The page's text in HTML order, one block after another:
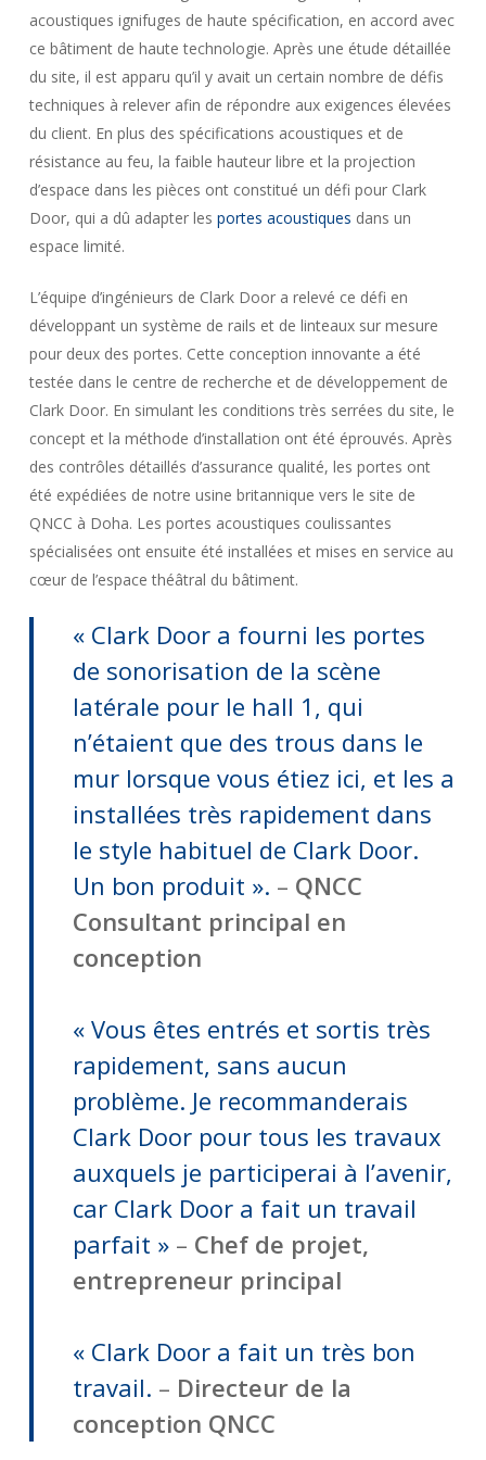
acoustiques ignifuges de haute spécification, en accord avec
ce bâtiment de haute technologie. Après une étude détaillée
du site, il est apparu qu’il y avait un certain nombre de défis
techniques à relever afin de répondre aux exigences élevées
du client. En plus des spécifications acoustiques et de
résistance au feu, la faible hauteur libre et la projection
d’espace dans les pièces ont constitué un défi pour Clark
Door, qui a dû adapter les portes acoustiques dans un
espace limité.
L’équipe d’ingénieurs de Clark Door a relevé ce défi en
développant un système de rails et de linteaux sur mesure
pour deux des portes. Cette conception innovante a été
testée dans le centre de recherche et de développement de
Clark Door. En simulant les conditions très serrées du site, le
concept et la méthode d’installation ont été éprouvés. Après
des contrôles détaillés d’assurance qualité, les portes ont
été expédiées de notre usine britannique vers le site de
QNCC à Doha. Les portes acoustiques coulissantes
spécialisées ont ensuite été installées et mises en service au
cœur de l’espace théâtral du bâtiment.
« Clark Door a fourni les portes
de sonorisation de la scène
latérale pour le hall 1, qui
n’étaient que des trous dans le
mur lorsque vous étiez ici, et les a
installées très rapidement dans
le style habituel de Clark Door.
Un bon produit ». – QNCC
Consultant principal en
conception
« Vous êtes entrés et sortis très
rapidement, sans aucun
problème. Je recommanderais
Clark Door pour tous les travaux
auxquels je participerai à l’avenir,
car Clark Door a fait un travail
parfait »– Chef de projet,
entrepreneur principal
« Clark Door a fait un très bon
travail. – Directeur de la
conception QNCC